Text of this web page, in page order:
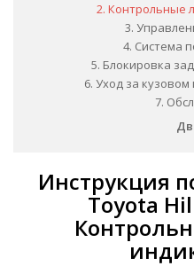
2. Контрольные
3.
4. Система
5. Блокировка
6. Уход за
7.
Инструкция
Toyota